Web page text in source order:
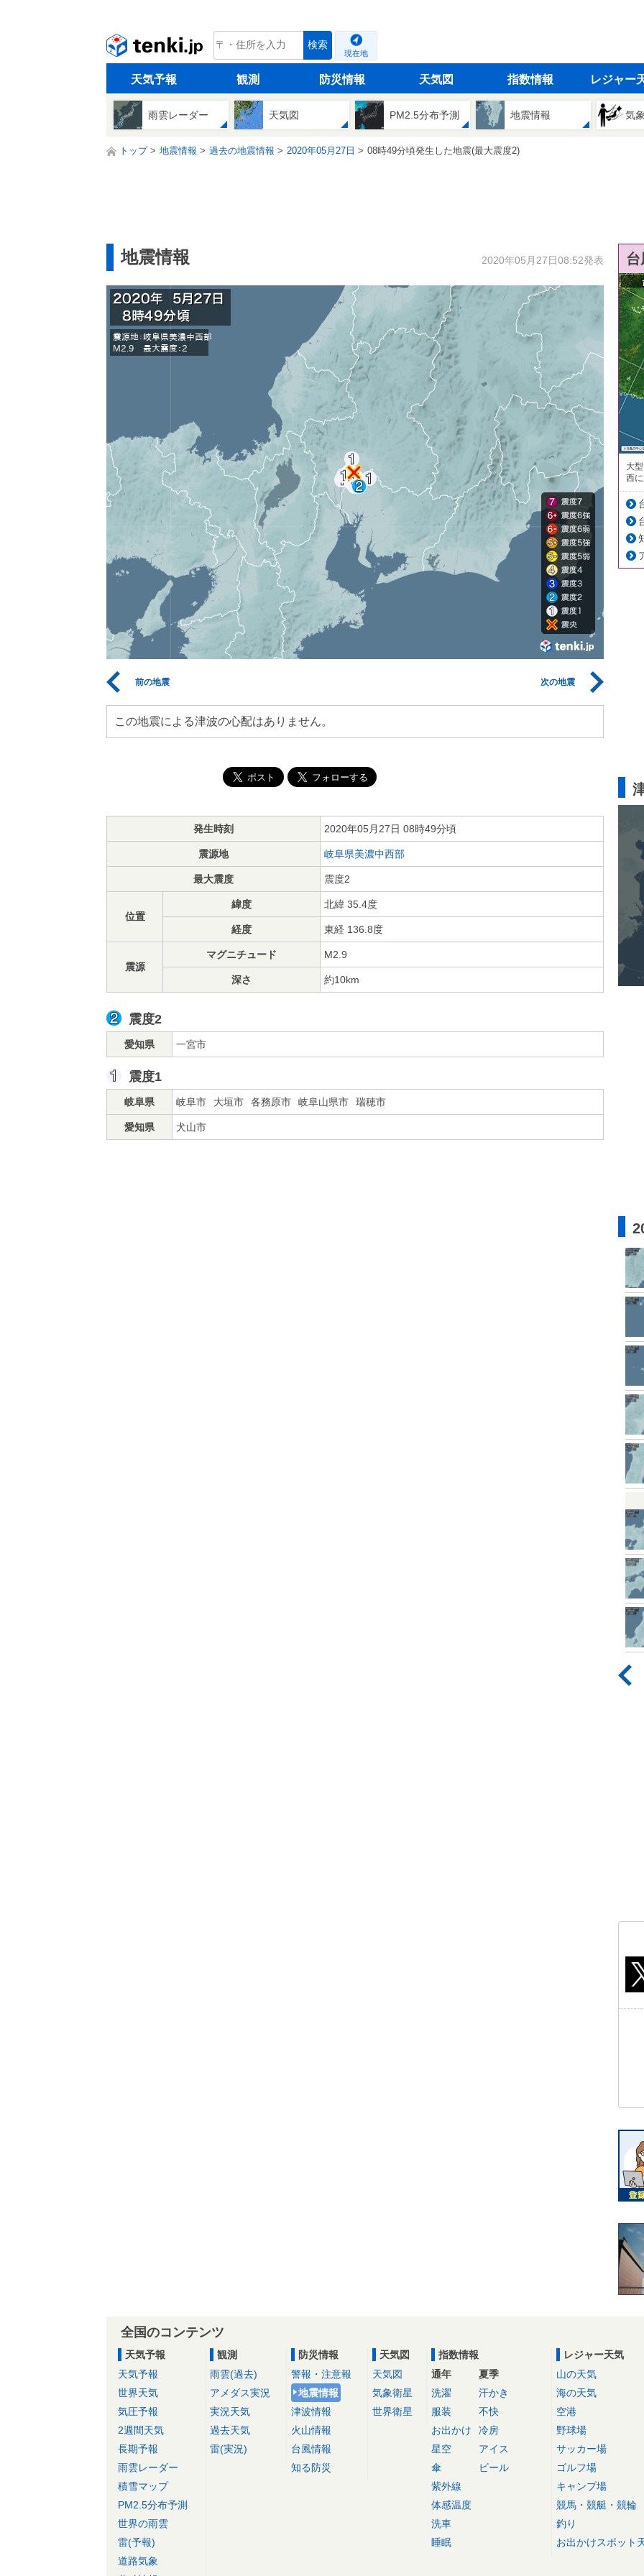
tenki.jp 検索
現在地
天気予報 観測 防災情報 天気図 指数情報 レジャー
雨雲レーダー 天気図 PM2.5分布予測 地震情報 気
トップ 地震情報 過去の地震情報 2020年05月27日 08時49分頃発生した地震(最大震度2)
地震情報 2020年05月27日08:52発表
前の地震 次の地震
この地震による津波の心配はありません。
発生時刻 2020年05月27日 08時49分頃
震源地 岐阜県美濃中西部
最大震度 震度2
位置
緯度 北緯 35.4度
経度 東経 136.8度
震源
マグニチュード M2.9
深さ 約10km
震度2
愛知県 一宮市
震度1
岐阜県 岐阜市 大垣市 各務原市 岐阜山県市 瑞穂市
愛知県 犬山市
大
西
全国のコンテンツ
天気予報
天気予報
世界天気
気圧予報
2週間天気
長期予報
雨雲レーダー
積雪マップ
PM2.5分布予測
世界の雨雲
雷(予報)
道路気象
観測
雨雲(過去)
アメダス実況
実況天気
過去天気
雷(実況)
防災情報
警報・注意報
地震情報
津波情報
火山情報
台風情報
知る防災
天気図
天気図
気象衛星
世界衛星
指数情報
通年
洗濯
服装
お出かけ
星空
傘
紫外線
体感温度
洗車
睡眠
夏季
汗かき
不快
冷房
アイス
ビール
レジャー天気
山の天気
海の天気
空港
野球場
サッカー場
ゴルフ場
キャンプ場
競馬・競艇・競輪
釣り
お出かけスポット